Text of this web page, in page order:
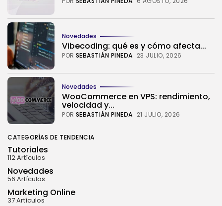
Novedades
Vibecoding: qué es y cómo afecta...
POR SEBASTIÁN PINEDA 23 JULIO, 2026
Novedades
WooCommerce en VPS: rendimiento,
velocidad y...
POR SEBASTIÁN PINEDA 21 JULIO, 2026
CATEGORÍAS DE TENDENCIA
Tutoriales
112 Artículos
Novedades
56 Artículos
Marketing Online
37 Artículos